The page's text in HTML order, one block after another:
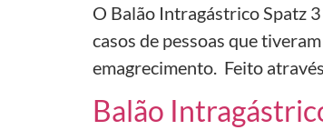
O Balão Intragástrico Spatz
casos de pessoas que
emagrecimento. Feito
Balão